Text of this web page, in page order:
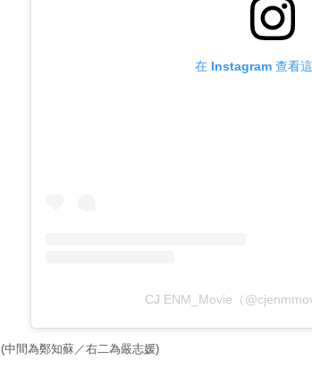
在 Instagram 查看
CJ ENM_Movie（
(中間為鄭知蘇／右二為嚴志媛)